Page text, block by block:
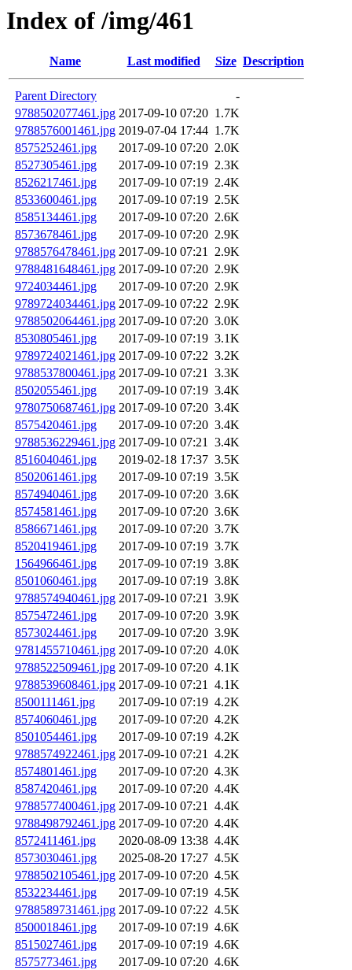
Index of /img/461
Name Last modified Size Description
Parent Directory
-
9788502077461.jpg 2017-09-10 07:20 1.7K
9788576001461.jpg 2019-07-04 17:44 1.7K
8575252461.jpg
2017-09-10 07:20 2.0K
8527305461.jpg
2017-09-10 07:19 2.3K
8526217461.jpg
2017-09-10 07:19 2.4K
8533600461.jpg
2017-09-10 07:19 2.5K
8585134461.jpg
2017-09-10 07:20 2.6K
8573678461.jpg
2017-09-10 07:20 2.9K
9788576478461.jpg 2017-09-10 07:21 2.9K
9788481648461.jpg 2017-09-10 07:20 2.9K
9724034461.jpg
2017-09-10 07:20 2.9K
9789724034461.jpg 2017-09-10 07:22 2.9K
9788502064461.jpg 2017-09-10 07:20 3.0K
8530805461.jpg
2017-09-10 07:19 3.1K
9789724021461.jpg 2017-09-10 07:22 3.2K
9788537800461.jpg 2017-09-10 07:21 3.3K
8502055461.jpg
2017-09-10 07:19 3.4K
9780750687461.jpg 2017-09-10 07:20 3.4K
8575420461.jpg
2017-09-10 07:20 3.4K
9788536229461.jpg 2017-09-10 07:21 3.4K
8516040461.jpg
2019-02-18 17:37 3.5K
8502061461.jpg
2017-09-10 07:19 3.5K
8574940461.jpg
2017-09-10 07:20 3.6K
8574581461.jpg
2017-09-10 07:20 3.6K
8586671461.jpg
2017-09-10 07:20 3.7K
8520419461.jpg
2017-09-10 07:19 3.7K
1564966461.jpg
2017-09-10 07:19 3.8K
8501060461.jpg
2017-09-10 07:19 3.8K
9788574940461.jpg 2017-09-10 07:21 3.9K
8575472461.jpg
2017-09-10 07:20 3.9K
8573024461.jpg
2017-09-10 07:20 3.9K
9781455710461.jpg 2017-09-10 07:20 4.0K
9788522509461.jpg 2017-09-10 07:20 4.1K
9788539608461.jpg 2017-09-10 07:21 4.1K
8500111461.jpg
2017-09-10 07:19 4.2K
8574060461.jpg
2017-09-10 07:20 4.2K
8501054461.jpg
2017-09-10 07:19 4.2K
9788574922461.jpg 2017-09-10 07:21 4.2K
8574801461.jpg
2017-09-10 07:20 4.3K
8587420461.jpg
2017-09-10 07:20 4.4K
9788577400461.jpg 2017-09-10 07:21 4.4K
9788498792461.jpg 2017-09-10 07:20 4.4K
8572411461.jpg
2020-08-09 13:38 4.4K
8573030461.jpg
2025-08-20 17:27 4.5K
9788502105461.jpg 2017-09-10 07:20 4.5K
8532234461.jpg
2017-09-10 07:19 4.5K
9788589731461.jpg 2017-09-10 07:22 4.5K
8500018461.jpg
2017-09-10 07:19 4.6K
8515027461.jpg
2017-09-10 07:19 4.6K
8575773461.jpg
2017-09-10 07:20 4.6K